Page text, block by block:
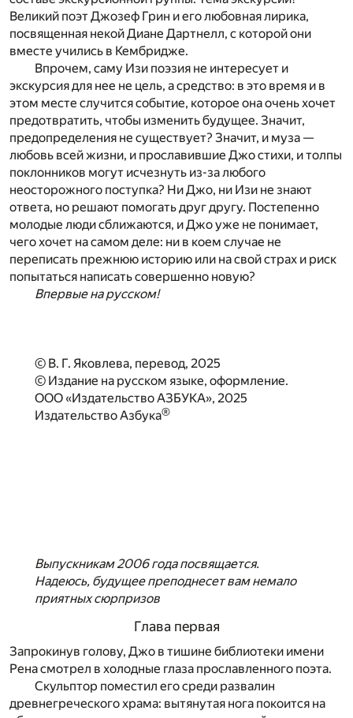
Великий поэт Джозеф Грин и его любовная лирика,
посвященная некой Диане Дартнелл, с которой они
вместе учились в Кембридже.
Впрочем, саму Изи поэзия не интересует и
экскурсия для нее не цель, а средство: в это время и в
этом месте случится событие, которое она очень хочет
предотвратить, чтобы изменить будущее. Значит,
предопределения не существует? Значит, и муза —
любовь всей жизни, и прославившие Джо стихи, и толпы
поклонников могут исчезнуть из-за любого
неосторожного поступка? Ни Джо, ни Изи не знают
ответа, но решают помогать друг другу. Постепенно
молодые люди сближаются, и Джо уже не понимает,
чего хочет на самом деле: ни в коем случае не
переписать прежнюю историю или на свой страх и риск
попытаться написать совершенно новую?
Впервые на русском!
© В. Г. Яковлева, перевод, 2025
© Издание на русском языке, оформление.
ООО «Издательство АЗБУКА», 2025
Издательство Азбука®
Выпускникам 2006 года посвящается.
Надеюсь, будущее преподнесет вам немало
приятных сюрпризов
Глава первая
Запрокинув голову, Джо в тишине библиотеки имени
Рена смотрел в холодные глаза прославленного поэта.
Скульптор поместил его среди развалин
древнегреческого храма: вытянутая нога покоится на